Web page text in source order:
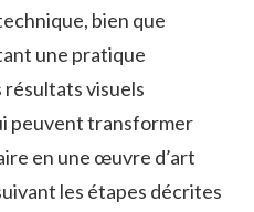
bien que
une pratique
visuels
peuvent transformer
en une œuvre d’art
les étapes décrites